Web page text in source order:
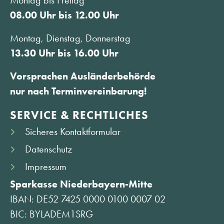
08.00 Uhr bis 12.00 Uhr
Montag, Dienstag, Donnerstag
13.30 Uhr bis 16.00 Uhr
Vorsprachen Ausländerbehörde
nur nach Terminvereinbarung!
SERVICE & RECHTLICHES
Sicheres Kontaktformular
Datenschutz
Impressum
Sparkasse Niederbayern-Mitte
IBAN: DE52 7425 0000 0100 0007 02
BIC: BYLADEM1SRG